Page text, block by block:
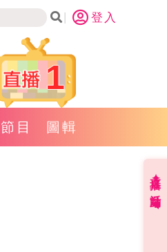
登入
1
節目 圖輯
直播✦活動